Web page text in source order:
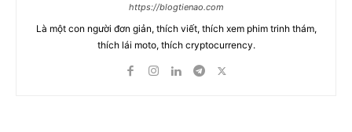
https://blogtienao.com
Là một con người đơn giản, thích viết, thích xem phim trinh thám,
thích lái moto, thích cryptocurrency.